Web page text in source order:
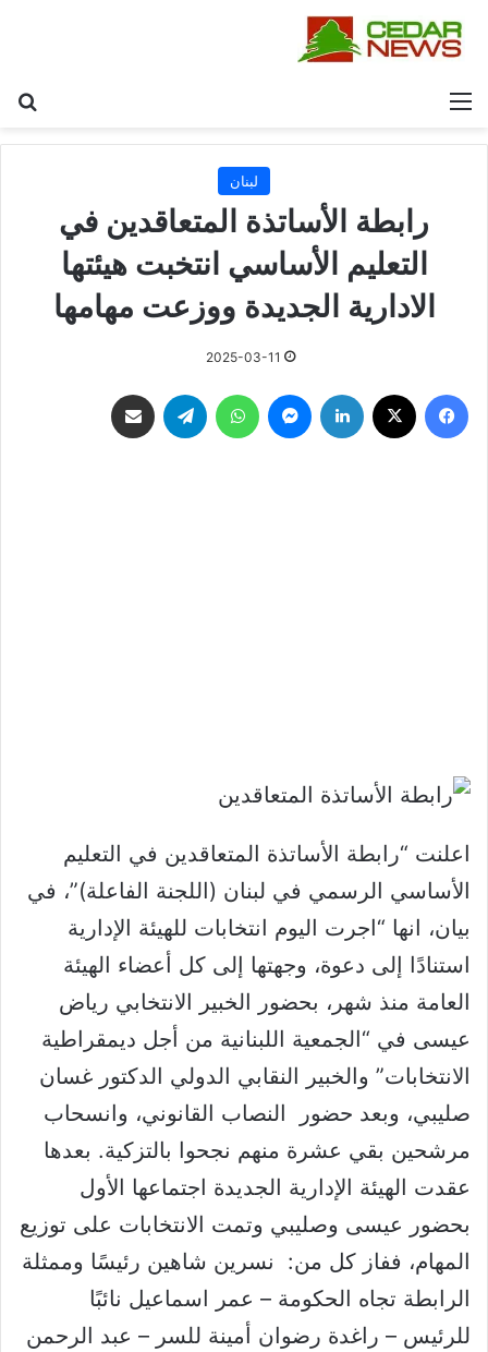
القائمة
لبنان
رابطة الأساتذة المتعاقدين في
التعليم الأساسي انتخبت هيئتها
الادارية الجديدة ووزعت مهامها
2025-03-11
فيسبوك لينكدإن ماسنجر واتساب تيلقرام
اعلنت “رابطة الأساتذة المتعاقدين في التعليم
الأساسي الرسمي في لبنان (اللجنة الفاعلة)”، في
بيان، انها “اجرت اليوم انتخابات للهيئة الإدارية
استنادًا إلى دعوة، وجهتها إلى كل أعضاء الهيئة
العامة منذ شهر، بحضور الخبير الانتخابي رياض
عيسى في “الجمعية اللبنانية من أجل ديمقراطية
الانتخابات” والخبير النقابي الدولي الدكتور غسان
صليبي، وبعد حضور النصاب القانوني، وانسحاب
مرشحين بقي عشرة منهم نجحوا بالتزكية. بعدها
عقدت الهيئة الإدارية الجديدة اجتماعها الأول
بحضور عيسى وصليبي وتمت الانتخابات على توزيع
المهام، ففاز كل من: نسرين شاهين رئيسًا وممثلة
الرابطة تجاه الحكومة – عمر اسماعيل نائبًا
للرئيس – راغدة رضوان أمينة للسر – عبد الرحمن